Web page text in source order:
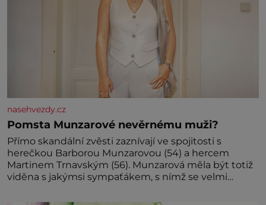
nasehvezdy.cz
Pomsta Munzarové nevěrnému muži?
Přímo skandální zvěsti zaznívají ve spojitosti s
herečkou Barborou Munzarovou (54) a hercem
Martinem Trnavským (56). Munzarová měla být totiž
viděna s jakýmsi sympaťákem, s nímž se velmi